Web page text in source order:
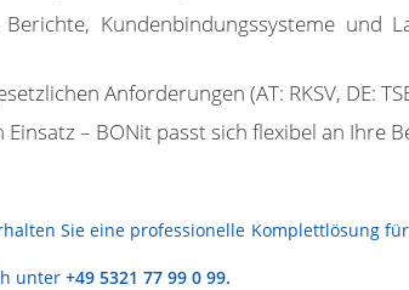
Kundenbindungssysteme und
Anforderungen (AT: RKSV, DE:
– BONit passt sich flexibel an Ihre
Sie eine professionelle Komplettlösung
unter +49 5321 77 99 0 99.